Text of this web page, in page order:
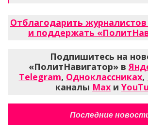
Отблагодарить
и поддержать
Подпишитесь на
«ПолитНавигатор» в
Telegram, Одноклассниках,
каналы Max и
Последние